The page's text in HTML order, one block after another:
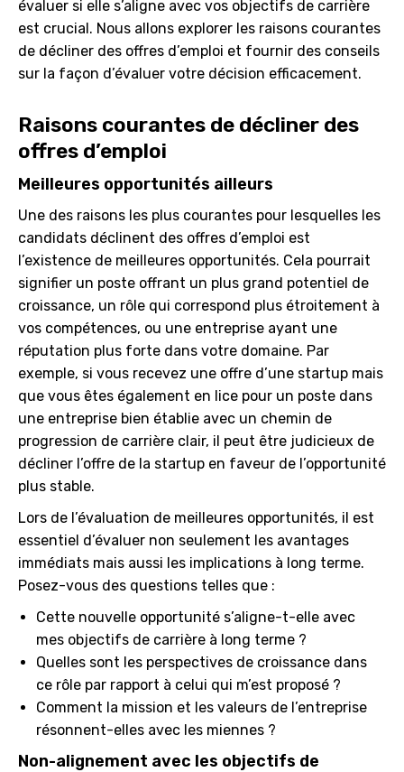
évaluer si elle s’aligne avec vos objectifs de carrière
est crucial. Nous allons explorer les raisons courantes
de décliner des offres d’emploi et fournir des conseils
sur la façon d’évaluer votre décision efficacement.
Raisons courantes de décliner des
offres d’emploi
Meilleures opportunités ailleurs
Une des raisons les plus courantes pour lesquelles les
candidats déclinent des offres d’emploi est
l’existence de meilleures opportunités. Cela pourrait
signifier un poste offrant un plus grand potentiel de
croissance, un rôle qui correspond plus étroitement à
vos compétences, ou une entreprise ayant une
réputation plus forte dans votre domaine. Par
exemple, si vous recevez une offre d’une startup mais
que vous êtes également en lice pour un poste dans
une entreprise bien établie avec un chemin de
progression de carrière clair, il peut être judicieux de
décliner l’offre de la startup en faveur de l’opportunité
plus stable.
Lors de l’évaluation de meilleures opportunités, il est
essentiel d’évaluer non seulement les avantages
immédiats mais aussi les implications à long terme.
Posez-vous des questions telles que :
Cette nouvelle opportunité s’aligne-t-elle avec
mes objectifs de carrière à long terme ?
Quelles sont les perspectives de croissance dans
ce rôle par rapport à celui qui m’est proposé ?
Comment la mission et les valeurs de l’entreprise
résonnent-elles avec les miennes ?
Non-alignement avec les objectifs de